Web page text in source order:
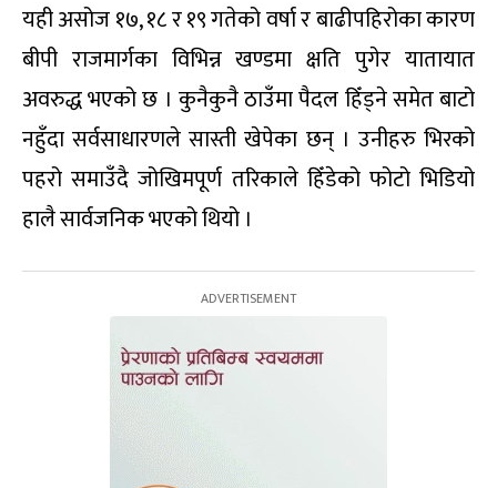
यही असोज १७, १८ र १९ गतेको वर्षा र बाढीपहिरोका कारण
बीपी राजमार्गका विभिन्न खण्डमा क्षति पुगेर यातायात
अवरुद्ध भएको छ । कुनैकुनै ठाउँमा पैदल हिँड्ने समेत बाटो
नहुँदा सर्वसाधारणले सास्ती खेपेका छन् । उनीहरु भिरको
पहरो समाउँदै जोखिमपूर्ण तरिकाले हिँडेको फोटो भिडियो
हालै सार्वजनिक भएको थियो ।